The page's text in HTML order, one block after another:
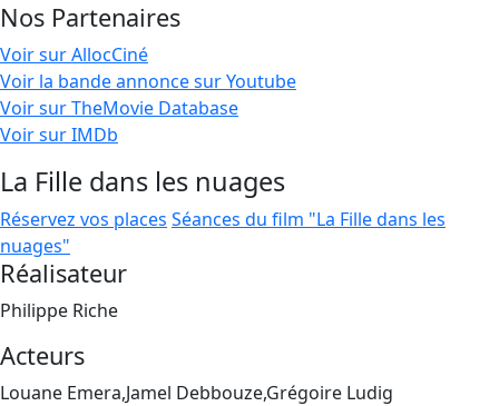
Nos Partenaires
Voir sur AllocCiné
Voir la bande annonce sur Youtube
Voir sur TheMovie Database
Voir sur IMDb
La Fille dans les nuages
Réservez vos places Séances du film "La Fille dans les
nuages"
Réalisateur
Philippe Riche
Acteurs
Louane Emera,Jamel Debbouze,Grégoire Ludig